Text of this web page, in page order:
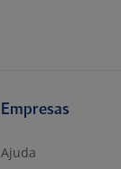
Empresas
Ajuda